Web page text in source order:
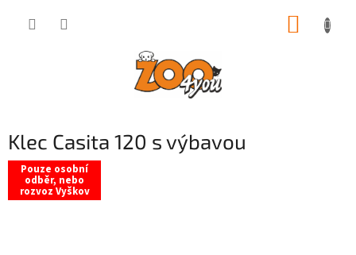
Klec Casita 120 s výbavou
Pouze osobní
odběr, nebo
rozvoz Vyškov